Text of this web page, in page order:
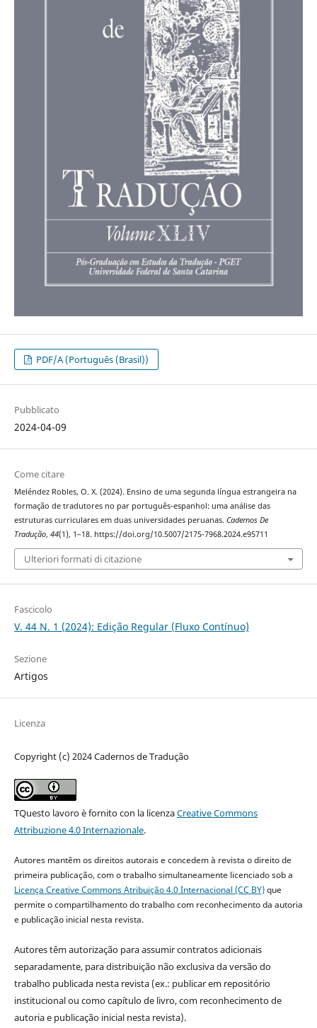
PDF/A (Português (Brasil))
Pubblicato
2024-04-09
Come citare
Meléndez Robles, O. X. (2024). Ensino de uma segunda língua estrangeira na
formação de tradutores no par português-espanhol: uma análise das
estruturas curriculares em duas universidades peruanas. Cadernos De
Tradução, 44(1), 1–18. https://doi.org/10.5007/2175-7968.2024.e95711
Ulteriori formati di citazione
Fascicolo
V. 44 N. 1 (2024): Edição Regular (Fluxo Contínuo)
Sezione
Artigos
Licenza
Copyright (c) 2024 Cadernos de Tradução
TQuesto lavoro è fornito con la licenzaCreative Commons
Attribuzione 4.0 Internazionale.
Autores mantêm os direitos autorais e concedem à revista o direito de
primeira publicação, com o trabalho simultaneamente licenciado sob a
Licença Creative Commons Atribuição 4.0 Internacional (CC BY)que
permite o compartilhamento do trabalho com reconhecimento da autoria
e publicação inicial nesta revista.
Autores têm autorização para assumir contratos adicionais
separadamente, para distribuição não exclusiva da versão do
trabalho publicada nesta revista (ex.: publicar em repositório
institucional ou como capítulo de livro, com reconhecimento de
autoria e publicação inicial nesta revista).